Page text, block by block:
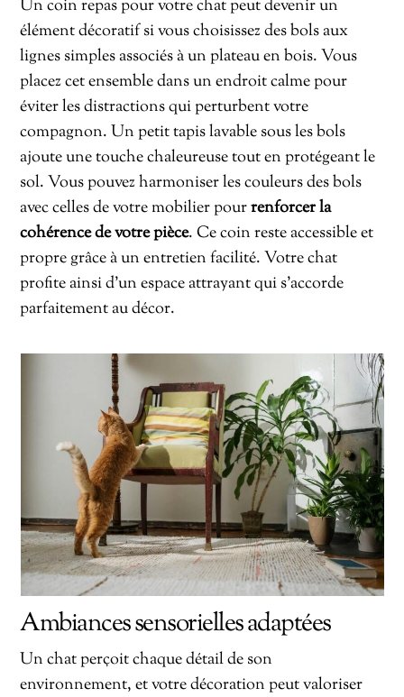
Un coin repas pour votre chat peut devenir un
élément décoratif si vous choisissez des bols aux
lignes simples associés à un plateau en bois. Vous
placez cet ensemble dans un endroit calme pour
éviter les distractions qui perturbent votre
compagnon. Un petit tapis lavable sous les bols
ajoute une touche chaleureuse tout en protégeant le
sol. Vous pouvez harmoniser les couleurs des bols
avec celles de votre mobilier pourrenforcer la
cohérence de votre pièce. Ce coin reste accessible et
propre grâce à un entretien facilité. Votre chat
profite ainsi d’un espace attrayant qui s’accorde
parfaitement au décor.
Ambiances sensorielles adaptées
Un chat perçoit chaque détail de son
environnement, et votre décoration peut valoriser